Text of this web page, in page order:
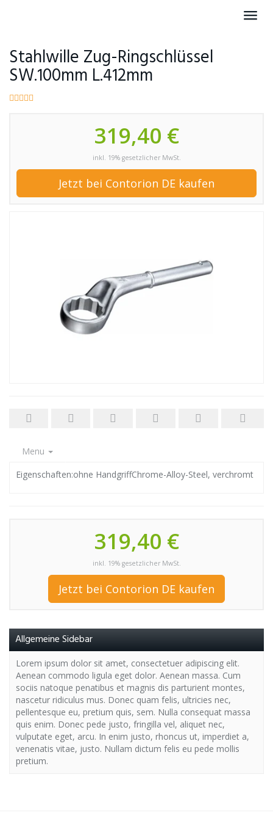
Stahlwille Zug-Ringschlüssel
SW.100mm L.412mm
319,40 €
inkl. 19% gesetzlicher MwSt.
Jetzt bei Contorion DE kaufen
Menu
Eigenschaften:ohne HandgriffChrome-Alloy-Steel, verchromt
319,40 €
inkl. 19% gesetzlicher MwSt.
Jetzt bei Contorion DE kaufen
Allgemeine Sidebar
Lorem ipsum dolor sit amet, consectetuer adipiscing elit.
Aenean commodo ligula eget dolor. Aenean massa. Cum
sociis natoque penatibus et magnis dis parturient montes,
nascetur ridiculus mus. Donec quam felis, ultricies nec,
pellentesque eu, pretium quis, sem. Nulla consequat massa
quis enim. Donec pede justo, fringilla vel, aliquet nec,
vulputate eget, arcu. In enim justo, rhoncus ut, imperdiet a,
venenatis vitae, justo. Nullam dictum felis eu pede mollis
pretium.